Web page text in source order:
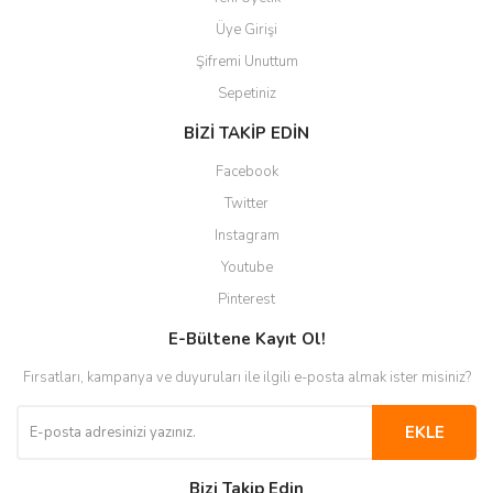
Üye Girişi
Şifremi Unuttum
Sepetiniz
BİZİ TAKİP EDİN
Facebook
Twitter
Instagram
Youtube
Pinterest
E-Bültene Kayıt Ol!
Fırsatları, kampanya ve duyuruları ile ilgili e-posta almak ister misiniz?
EKLE
Bizi Takip Edin